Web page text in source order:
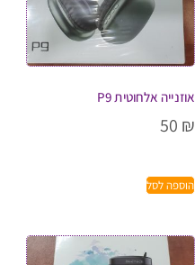
אוזנייה אלחוטית P9
50 ₪
הוספה לסל